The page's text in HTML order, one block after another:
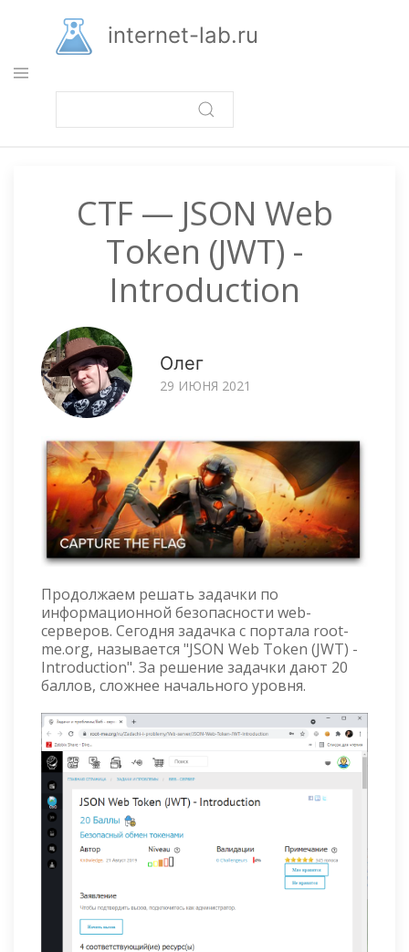
основному
содержанию
internet-lab.ru
CTF — JSON Web
Token (JWT) -
Introduction
Олег
29 ИЮНЯ 2021
Продолжаем решать задачки по
информационной безопасности web-
серверов. Сегодня задачка с портала root-
me.org, называется "JSON Web Token (JWT) -
Introduction". За решение задачки дают 20
баллов, сложнее начального уровня.